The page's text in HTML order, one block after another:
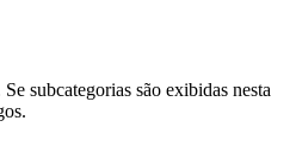
subcategorias são exibidas nesta